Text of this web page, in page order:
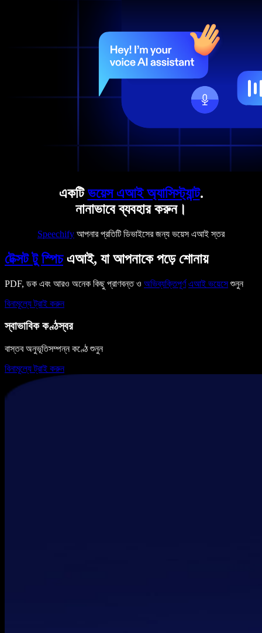
একটিভয়েস এআই অ্যাসিস্ট্যান্ট.
নানাভাবে ব্যবহার করুন।
Speechify আপনার প্রতিটি ডিভাইসের জন্য ভয়েস এআই স্তর
টেক্সট টু স্পিচএআই, যা আপনাকে পড়ে শোনায়
PDF, ডক এবং আরও অনেক কিছু প্রাণবন্ত ও অভিব্যক্তিপূর্ণ এআই ভয়েসেশুনুন
বিনামূল্যে ট্রাই করুন
স্বাভাবিক কণ্ঠস্বর
বাস্তব অনুভূতিসম্পন্ন কণ্ঠে শুনুন
বিনামূল্যে ট্রাই করুন